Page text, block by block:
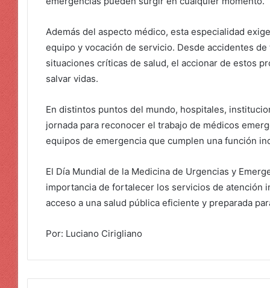
Además del aspecto médico, esta especialidad
equipo y vocación de servicio. Desde accidentes
situaciones críticas de salud, el accionar de estos
salvar vidas.
En distintos puntos del mundo, hospitales,
jornada para reconocer el trabajo de médicos
equipos de emergencia que cumplen una función
El Día Mundial de la Medicina de Urgencias y
importancia de fortalecer los servicios de atención
acceso a una salud pública eficiente y preparada
Por: Luciano Cirigliano